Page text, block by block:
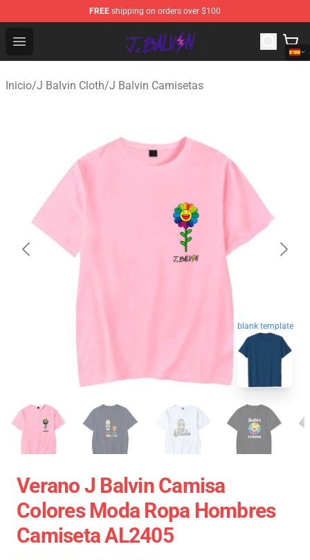
FREE shipping on orders over $100
Open menu
J Balvin Store - Official J Balvin Merchandise Shop
Inicio/J Balvin Cloth/J Balvin Camisetas
blank template
Verano J Balvin Camisa
Colores Moda Ropa Hombres
Camiseta AL2405